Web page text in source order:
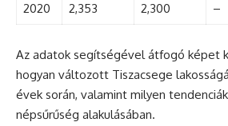
2020 2,353 2,300 –
Az adatok segítségével átfogó képet
hogyan változott Tiszacsege
évek során, valamint milyen
népsűrűség alakulásában.